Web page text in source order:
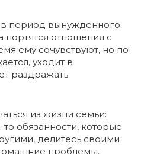
период вынужденного
портятся отношения с
ему сочувствуют, но по
уходит в
раздражать
из жизни семьи:
обязанности, которые
делитесь своими
проблемы.